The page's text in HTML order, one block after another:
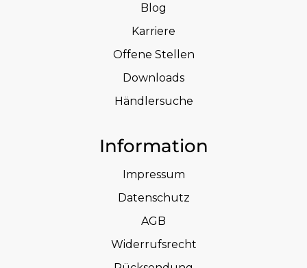
Blog
Karriere
Offene Stellen
Downloads
Händlersuche
Information
Impressum
Datenschutz
AGB
Widerrufsrecht